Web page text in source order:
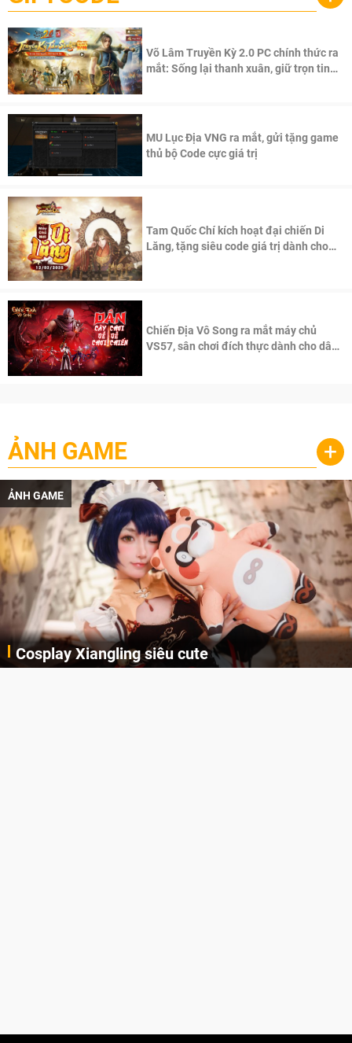
Võ Lâm Truyền Kỳ 2.0 PC chính thức ra
mắt: Sống lại thanh xuân, giữ trọn tinh
MU Lục Địa VNG ra mắt, gửi tặng game
thủ bộ Code cực giá trị
Tam Quốc Chí kích hoạt đại chiến Di
Lăng, tặng siêu code giá trị dành cho
Chiến Địa Vô Song ra mắt máy chủ
VS57, sân chơi đích thực dành cho dân
ẢNH GAME +
ẢNH GAME
Cosplay Xiangling siêu cute